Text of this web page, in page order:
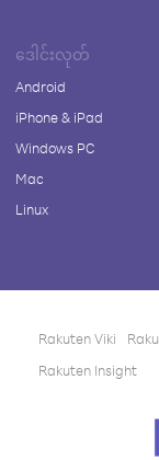
ဒေါင်းလုတ်
Android
iPhone & iPad
Windows PC
Mac
Linux
Rakuten Viki
Rakuten Insight